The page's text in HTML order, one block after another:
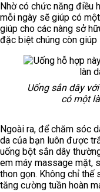
Nhờ có chức năng điều
mỗi ngày sẽ giúp có
giúp cho các nàng sở
đặc biệt chúng còn giúp
Uống sắn dây
có một
Ngoài ra, để chăm sóc
da của bạn luôn được
uống bột sắn dây
em máy massage mặt,
thon gọn. Không chỉ thế
tăng cường tuần hoàn